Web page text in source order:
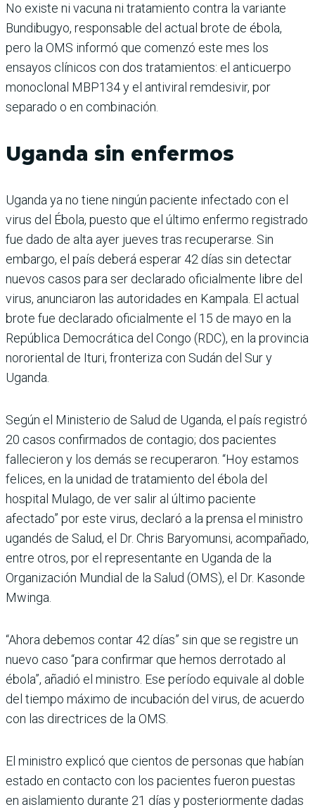
No existe ni vacuna ni tratamiento contra la variante
Bundibugyo, responsable del actual brote de ébola,
pero la OMS informó que comenzó este mes los
ensayos clínicos con dos tratamientos: el anticuerpo
monoclonal MBP134 y el antiviral remdesivir, por
separado o en combinación.
Uganda sin enfermos
Uganda ya no tiene ningún paciente infectado con el
virus del Ébola, puesto que el último enfermo registrado
fue dado de alta ayer jueves tras recuperarse. Sin
embargo, el país deberá esperar 42 días sin detectar
nuevos casos para ser declarado oficialmente libre del
virus, anunciaron las autoridades en Kampala. El actual
brote fue declarado oficialmente el 15 de mayo en la
República Democrática del Congo (RDC), en la provincia
nororiental de Ituri, fronteriza con Sudán del Sur y
Uganda.
Según el Ministerio de Salud de Uganda, el país registró
20 casos confirmados de contagio; dos pacientes
fallecieron y los demás se recuperaron. “Hoy estamos
felices, en la unidad de tratamiento del ébola del
hospital Mulago, de ver salir al último paciente
afectado” por este virus, declaró a la prensa el ministro
ugandés de Salud, el Dr. Chris Baryomunsi, acompañado,
entre otros, por el representante en Uganda de la
Organización Mundial de la Salud (OMS), el Dr. Kasonde
Mwinga.
“Ahora debemos contar 42 días” sin que se registre un
nuevo caso “para confirmar que hemos derrotado al
ébola”, añadió el ministro. Ese período equivale al doble
del tiempo máximo de incubación del virus, de acuerdo
con las directrices de la OMS.
El ministro explicó que cientos de personas que habían
estado en contacto con los pacientes fueron puestas
en aislamiento durante 21 días y posteriormente dadas